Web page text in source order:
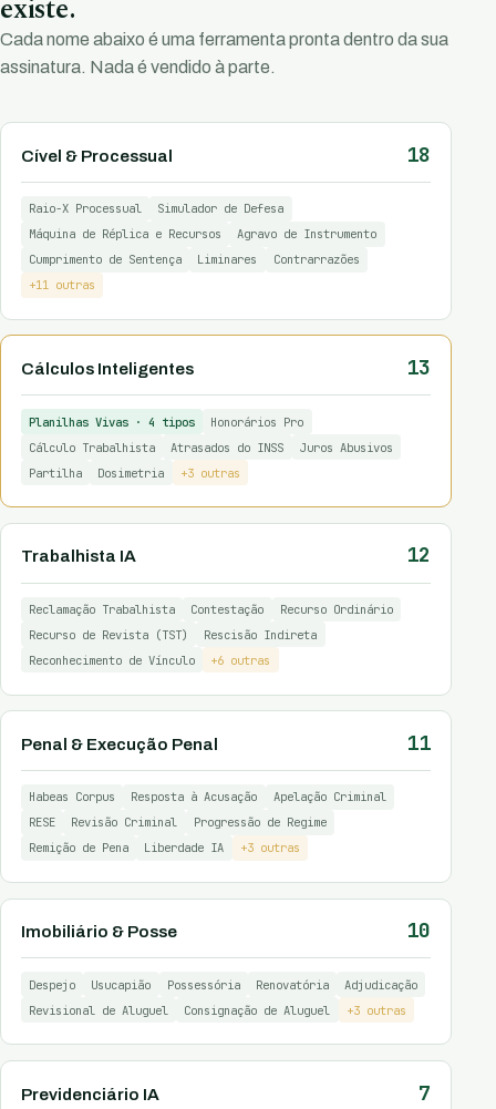
existe.
Cada nome abaixo é uma ferramenta pronta dentro da sua
assinatura. Nada é vendido à parte.
Cível & Processual 18
Raio-X Processual
Simulador de Defesa
Máquina de Réplica e Recursos
Agravo de Instrumento
Cumprimento de Sentença
Liminares
Contrarrazões
+11 outras
Cálculos Inteligentes 13
Planilhas Vivas · 4 tipos
Honorários Pro
Cálculo Trabalhista
Atrasados do INSS
Juros Abusivos
Partilha
Dosimetria +3 outras
Trabalhista IA 12
Reclamação Trabalhista Contestação
Recurso Ordinário
Recurso de Revista (TST)
Rescisão Indireta
Reconhecimento de Vínculo
+6 outras
Penal & Execução Penal 11
Habeas Corpus Resposta à Acusação
Apelação Criminal
RESE
Revisão Criminal
Progressão de Regime
Remição de Pena
Liberdade IA +3 outras
Imobiliário & Posse 10
Despejo Usucapião Possessória Renovatória
Adjudicação
Revisional de Aluguel
Consignação de Aluguel +3 outras
Previdenciário IA 7